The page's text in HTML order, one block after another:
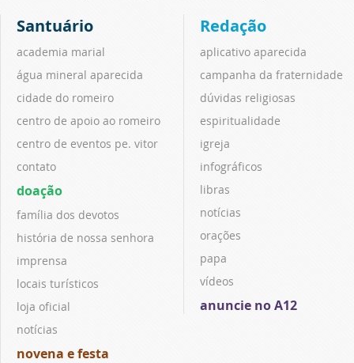
Santuário
academia marial
água mineral aparecida
cidade do romeiro
centro de apoio ao romeiro
centro de eventos pe. vitor
contato
doação
família dos devotos
história de nossa senhora
imprensa
locais turísticos
loja oficial
notícias
novena e festa
Redação
aplicativo aparecida
campanha da fraternidade
dúvidas religiosas
espiritualidade
igreja
infográficos
libras
notícias
orações
papa
vídeos
anuncie no A12